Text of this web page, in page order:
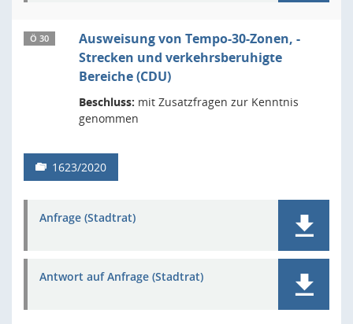
Ö 30
Ausweisung von Tempo-30-Zonen, -
Strecken und verkehrsberuhigte
Bereiche (CDU)
Beschluss: mit Zusatzfragen zur Kenntnis
genommen
1623/2020
Anfrage (Stadtrat)
Antwort auf Anfrage (Stadtrat)